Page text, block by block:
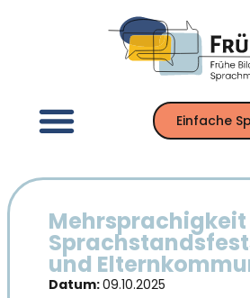
Einfache
Mehrsprachigkeit
und
Datum:09.10.2025